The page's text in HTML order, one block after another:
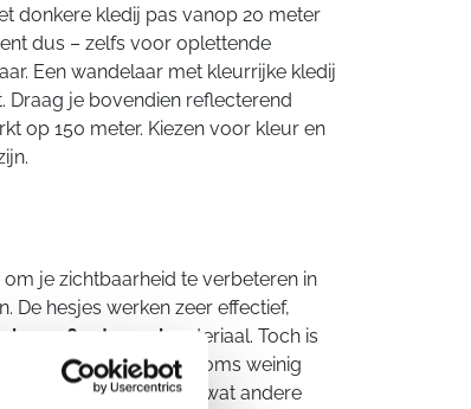
donkere kledij pas vanop 20 meter
dus – zelfs voor oplettende
Een wandelaar met kleurrijke kledij
je bovendien reflecterend
op 150 meter. Kiezen voor kleur en
je zichtbaarheid te verbeteren in
De hesjes werken zeer effectief,
reflecterend materiaal. Toch is
wat onhandige en soms weinig
gelukkig nog heel wat andere